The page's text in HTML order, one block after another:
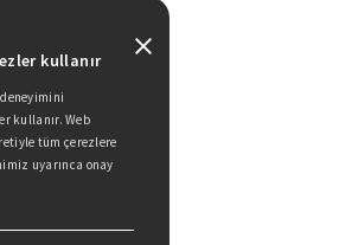
No:1 Kat:10
kullanır
kullanır. Web
tüm çerezlere
uyarınca onay